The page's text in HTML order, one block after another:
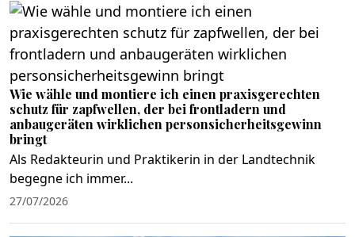
Wie wähle und montiere ich einen praxisgerechten
schutz für zapfwellen, der bei frontladern und
anbaugeräten wirklichen personsicherheitsgewinn
bringt
Als Redakteurin und Praktikerin in der Landtechnik
begegne ich immer...
27/07/2026